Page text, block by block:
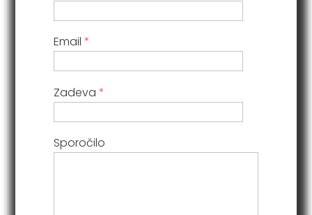
Email*
Zadeva*
Sporočilo